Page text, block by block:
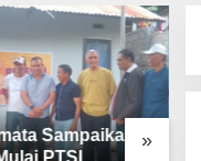
»
Sampaikan